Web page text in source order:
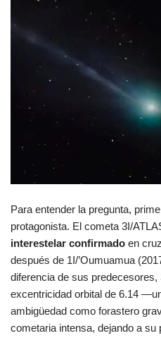
Para entender la pregunta,
protagonista. El cometa 3I/
interestelar confirmado en
después de 1I/’Oumuamua
diferencia de sus predecesores,
excentricidad orbital de 6.14
ambigüedad como forastero
cometaria intensa, dejando a su